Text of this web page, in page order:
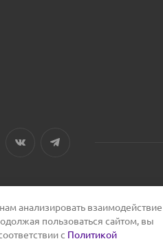
анализировать взаимодействие
пользоваться сайтом, вы
с Политикой